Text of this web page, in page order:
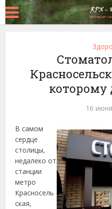
которому
16
В самом
сердце
столицы,
недалеко от
станции
метро
Красносель
ская,